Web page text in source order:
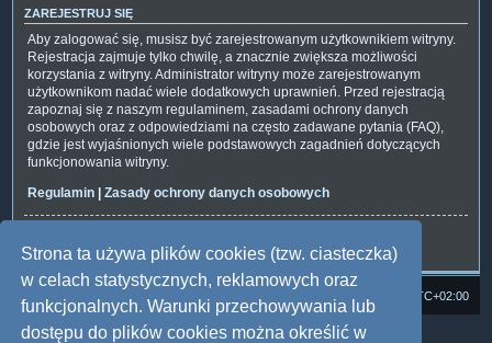
Strona ta używa plików cookies (tzw. ciasteczka)
w celach statystycznych, reklamowych oraz
funkcjonalnych. Warunki przechowywania lub
dostępu do plików cookies można określić w
ZAREJESTRUJ SIĘ
Aby zalogować się, musisz być zarejestrowanym użytkownikiem witryny.
Rejestracja zajmuje tylko chwilę, a znacznie zwiększa możliwości
korzystania z witryny. Administrator witryny może zarejestrowanym
użytkownikom nadać wiele dodatkowych uprawnień. Przed rejestracją
zapoznaj się z naszym regulaminem, zasadami ochrony danych
osobowych oraz z odpowiedziami na często zadawane pytania (FAQ),
gdzie jest wyjaśnionych wiele podstawowych zagadnień dotyczących
funkcjonowania witryny.
Regulamin | Zasady ochrony danych osobowych
UTC+02:00
Technologię dostarczaphpBB ® Forum Software © phpBB Limited